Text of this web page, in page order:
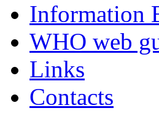
Information
WHO web
Links
Contacts